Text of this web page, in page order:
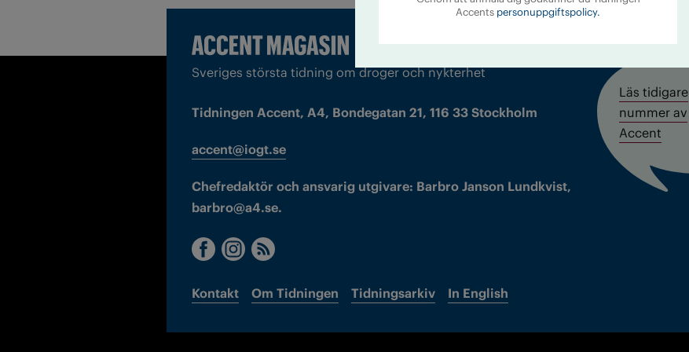
Sveriges största tidning om droger och nykterhet
Tidningen Accent, A4, Bondegatan 21, 116 33 Stockholm
accent@iogt.se
Chefredaktör och ansvarig utgivare: Barbro Janson Lundkvist,
barbro@a4.se.
Kontakt Om Tidningen Tidningsarkiv In English
Läs tidigare
nummer av
Accent
Accents personuppgiftspolicy.